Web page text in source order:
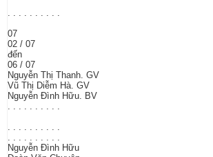
. . . . . . . . . .
07
02 / 07
đến
06 / 07
Nguyễn Thị Thanh. GV
Vũ Thị Diễm Hà. GV
Nguyễn Đình Hữu. BV
. . . . . . . . . .
. . . . . . . . . .
. . . . . . . . . .
Nguyễn Đình Hữu